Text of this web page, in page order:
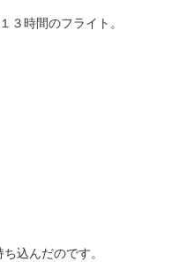
３時間のフライト。
込んだのです。